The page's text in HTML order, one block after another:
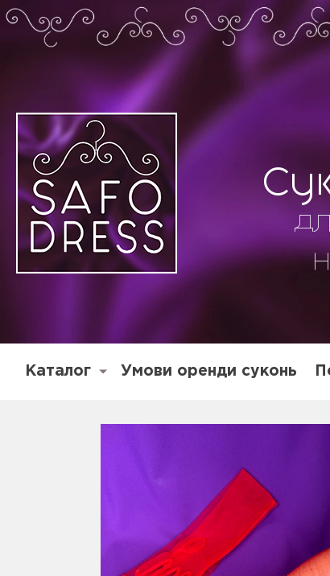
Каталог Умови оренди суконь